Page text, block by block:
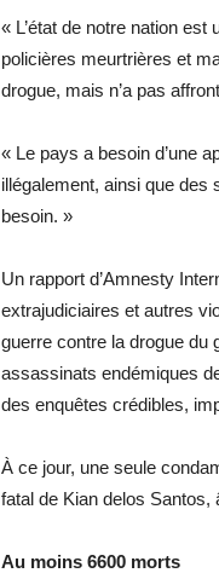
« L’état de notre nation
policières meurtrières et
drogue, mais n’a pas
« Le pays a besoin d’une
illégalement, ainsi que
besoin. »
Un rapport d’Amnesty
extrajudiciaires et autres
guerre contre la drogue du
assassinats endémiques
des enquêtes crédibles,
À ce jour, une seule
fatal de Kian delos Santos,
Au moins 6600 morts